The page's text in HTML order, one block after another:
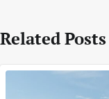
Related Posts